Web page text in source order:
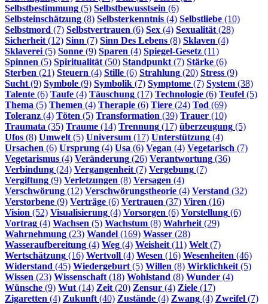
Selbstbestimmung (5) Selbstbewusstsein (6)
Selbsteinschätzung (8) Selbsterkenntnis (4) Selbstliebe (10)
Selbstmord (7) Selbstvertrauen (6) Sex (4) Sexualität (28)
Sicherheit (12) Sinn (7) Sinn Des Lebens (8) Sklaven (4)
Sklaverei (5) Sonne (9) Sparen (4) Spiegel-Gesetz (11)
Spinnen (5) Spiritualität (50) Standpunkt (7) Stärke (6)
Sterben (21) Steuern (4) Stille (6) Strahlung (20) Stress (9)
Sucht (9) Symbole (9) Symbolik (7) Symptome (7) System (38)
Talente (6) Taufe (4) Täuschung (17) Technologie (6) Teufel (5)
Thema (5) Themen (4) Therapie (6) Tiere (24) Tod (69)
Toleranz (4) Töten (5) Transformation (39) Trauer (10)
Traumata (35) Traume (14) Trennung (17) überzeugung (5)
Ufos (8) Umwelt (5) Universum (17) Unterstützung (4)
Ursachen (6) Ursprung (4) Usa (6) Vegan (4) Vegetarisch (7)
Vegetarismus (4) Veränderung (26) Verantwortung (36)
Verbindung (24) Vergangenheit (7) Vergebung (7)
Vergiftung (9) Verletzungen (8) Versagen (4)
Verschwörung (12) Verschwörungstheorie (4) Verstand (32)
Verstorbene (9) Verträge (6) Vertrauen (37) Viren (16)
Vision (52) Visualisierung (4) Vorsorgen (6) Vorstellung (6)
Vortrag (4) Wachsen (5) Wachstum (8) Wahrheit (29)
Wahrnehmung (23) Wandel (169) Wasser (28)
Wasseraufbereitung (4) Weg (4) Weisheit (11) Welt (7)
Wertschätzung (16) Wertvoll (4) Wesen (16) Wesenheiten (46)
Widerstand (45) Wiedergeburt (5) Willen (8) Wirklichkeit (5)
Wissen (23) Wissenschaft (18) Wohlstand (8) Wunder (4)
Wünsche (9) Wut (14) Zeit (20) Zensur (4) Ziele (17)
Zigaretten (4) Zukunft (40) Zustände (4) Zwang (4) Zweifel (7)